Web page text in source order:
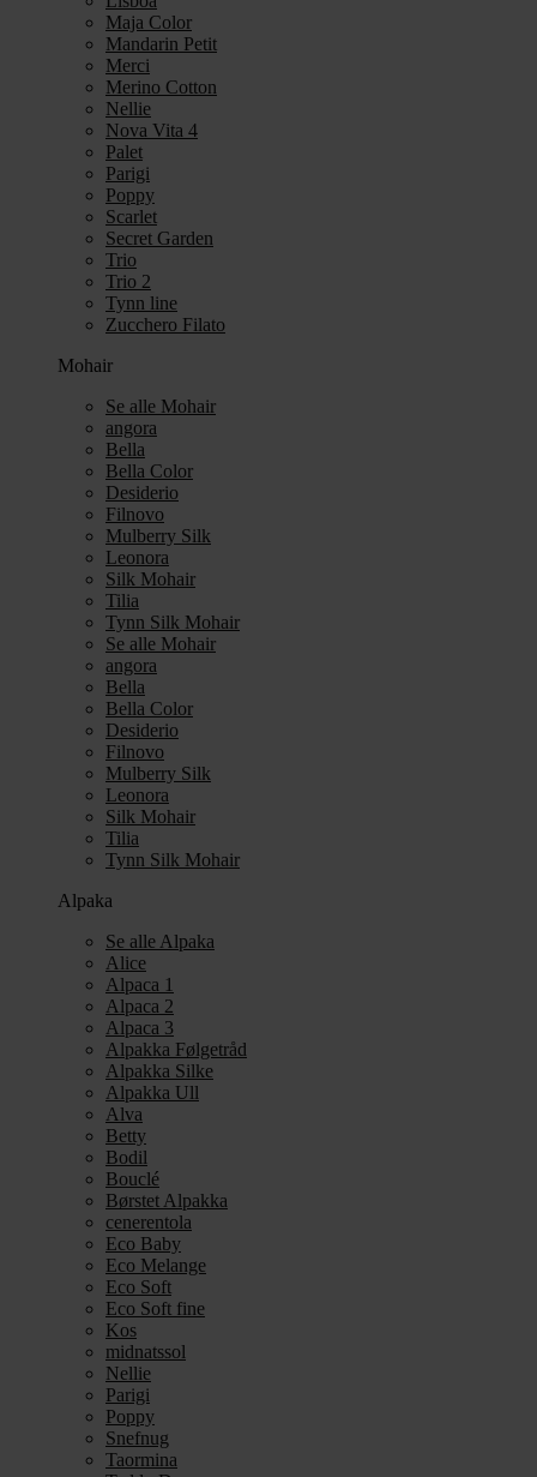
Maja Color
Mandarin Petit
Merci
Merino Cotton
Nellie
Nova Vita 4
Palet
Parigi
Poppy
Scarlet
Secret Garden
Trio
Trio 2
Tynn line
Zucchero Filato
Mohair
Se alle Mohair
angora
Bella
Bella Color
Desiderio
Filnovo
Mulberry Silk
Leonora
Silk Mohair
Tilia
Tynn Silk Mohair
Se alle Mohair
angora
Bella
Bella Color
Desiderio
Filnovo
Mulberry Silk
Leonora
Silk Mohair
Tilia
Tynn Silk Mohair
Alpaka
Se alle Alpaka
Alice
Alpaca 1
Alpaca 2
Alpaca 3
Alpakka Følgetråd
Alpakka Silke
Alpakka Ull
Alva
Betty
Bodil
Bouclé
Børstet Alpakka
cenerentola
Eco Baby
Eco Melange
Eco Soft
Eco Soft fine
Kos
midnatssol
Nellie
Parigi
Poppy
Snefnug
Taormina